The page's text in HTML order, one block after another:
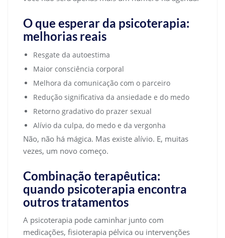
O que esperar da psicoterapia:
melhorias reais
Resgate da autoestima
Maior consciência corporal
Melhora da comunicação com o parceiro
Redução significativa da ansiedade e do medo
Retorno gradativo do prazer sexual
Alívio da culpa, do medo e da vergonha
Não, não há mágica. Mas existe alívio. E, muitas
vezes, um novo começo.
Combinação terapêutica:
quando psicoterapia encontra
outros tratamentos
A psicoterapia pode caminhar junto com
medicações, fisioterapia pélvica ou intervenções